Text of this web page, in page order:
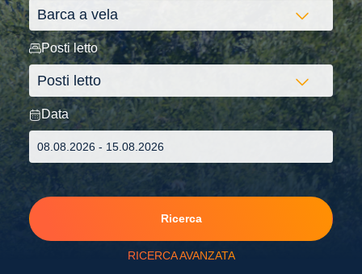
Posti letto
Data
Ricerca
RICERCA AVANZATA